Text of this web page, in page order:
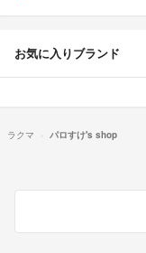
お気に入りブランド
ラクマ パロすけ's shop